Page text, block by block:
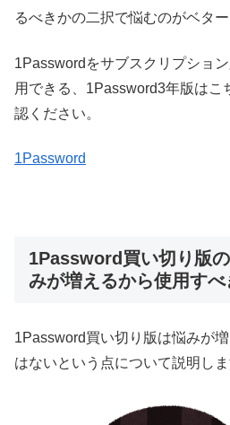
るべきかの二択で悩むのがベター
1Passwordをサブスクリプショ
用できる、1Password3年版はこ
認ください。
1Password
1Password買い切り版
みが増えるから使用すべ
1Password買い切り版は悩みが
はないという点について説明しま